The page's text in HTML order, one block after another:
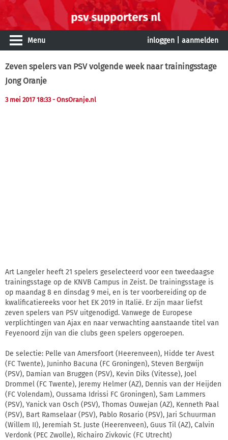
Menu inloggen aanmelden
Zeven spelers van PSV volgende week naar trainingsstage
Jong Oranje
3 mei 2017 18:33- OnsOranje.nl
Art Langeler heeft 21 spelers geselecteerd voor een tweedaagse
trainingsstage op de KNVB Campus in Zeist. De trainingsstage is
op maandag 8 en dinsdag 9 mei, en is ter voorbereiding op de
kwalificatiereeks voor het EK 2019 in Italië. Er zijn maar liefst
zeven spelers van PSV uitgenodigd. Vanwege de Europese
verplichtingen van Ajax en naar verwachting aanstaande titel van
Feyenoord zijn van die clubs geen spelers opgeroepen.
De selectie: Pelle van Amersfoort (Heerenveen), Hidde ter Avest
(FC Twente), Juninho Bacuna (FC Groningen), Steven Bergwijn
(PSV), Damian van Bruggen (PSV), Kevin Diks (Vitesse), Joel
Drommel (FC Twente), Jeremy Helmer (AZ), Dennis van der Heijden
(FC Volendam), Oussama Idrissi FC Groningen), Sam Lammers
(PSV), Yanick van Osch (PSV), Thomas Ouwejan (AZ), Kenneth Paal
(PSV), Bart Ramselaar (PSV), Pablo Rosario (PSV), Jari Schuurman
(Willem II), Jeremiah St. Juste (Heerenveen), Guus Til (AZ), Calvin
Verdonk (PEC Zwolle), Richairo Zivkovic (FC Utrecht)